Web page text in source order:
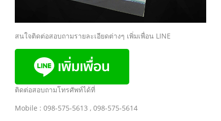
สนใจติดต่อสอบถามรายละเอียดต่างๆ เพิ่มเพื่อน LINE
ติดต่อสอบถามโทรศัพท์ได้ที่
Mobile : 098-575-5613 , 098-575-5614